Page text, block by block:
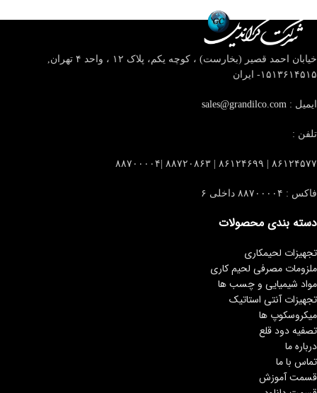
خیابان احمد قصیر (بخارست) ، کوچه یکم، پلاک ۱۲ ، واحد ۴
تهران,
۱۵۱۳۶۱۴۵۱۵- ایران
ایمیل : sales@grandilco.com
تلفن :
۸۶۱۲۴۵۷۷ | ۸۶۱۲۴۶۹۹ | ۸۸۷۲۰۸۶۳ |۸۸۷۰۰۰۰۴
فاکس : ۸۸۷۰۰۰۰۴ داخلی ۶
دسته بندی محصولات
تجهیزات لحیمکاری
ملزومات مصرفی لحیم کاری
مواد شیمیایی و چسب ها
تجهیزات آنتی استاتیک
میکروسکوپ ها
تصفیه دود قلع
درباره ما
تماس با ما
قسمت آموزش